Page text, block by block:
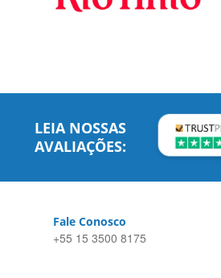
LEIA NOSSAS
AVALIAÇÕES:
Fale Conosco
+55 15 3500 8175